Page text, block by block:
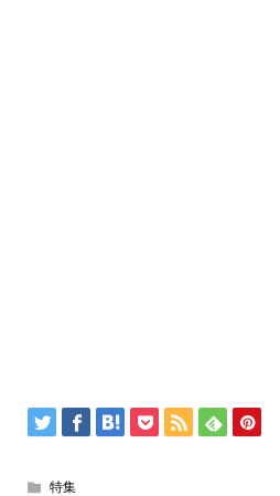
特集